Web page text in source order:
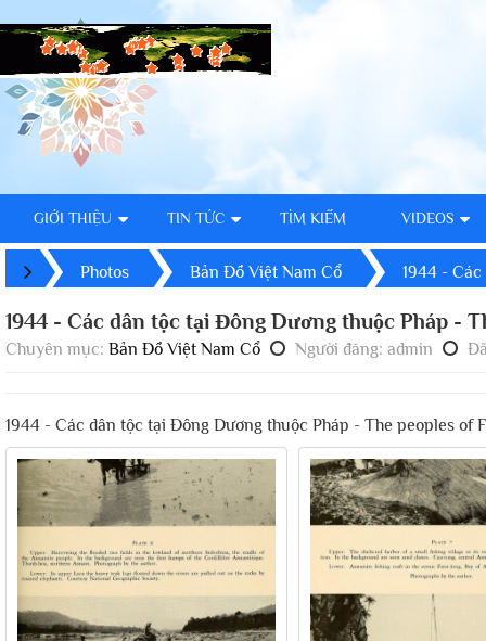
GIỚI THIỆU TIN TỨC TÌM KIẾM VIDEOS
Photos Bản Đồ Việt Nam Cổ 1944 -
1944 - Các dân tộc tại Đông Dương thuộc Pháp -
Chuyên mục: Bản Đồ Việt Nam Cổ Người đăng: admin
1944 - Các dân tộc tại Đông Dương thuộc Pháp - The peoples of